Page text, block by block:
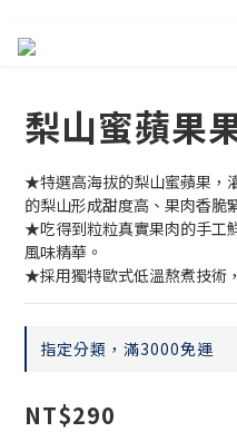
梨山蜜蘋果
★特選高海拔的梨山蜜蘋果，
的梨山形成甜度高、果肉香脆
★吃得到粒粒真實果肉的手工
風味精華。
★採用獨特歐式低溫熬煮技術
指定分類，滿3000免運
NT$290